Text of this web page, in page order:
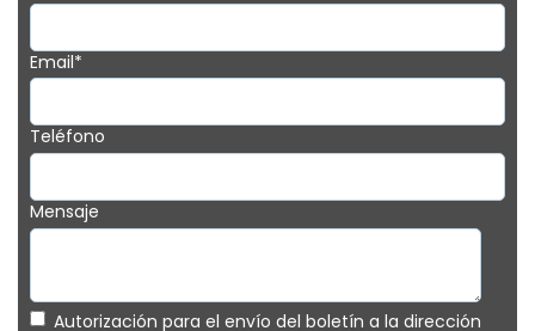
Email*
Teléfono
Mensaje
Autorización para el envío del boletín a la dirección